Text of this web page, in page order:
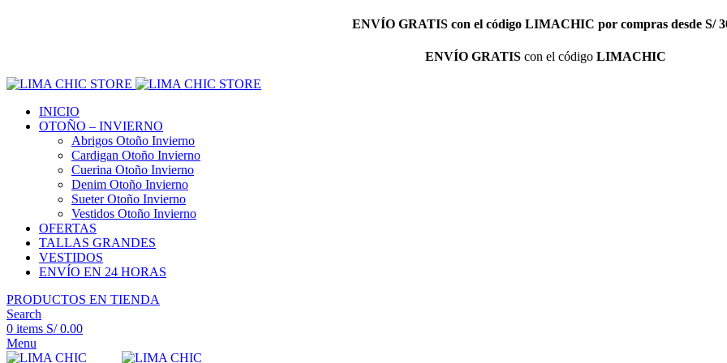
ENVÍO GRATIS con el código LIMACHIC por compras desde S/
ENVÍO GRATIScon el código LIMACHIC
INICIO
OTOÑO – INVIERNO
Abrigos Otoño Invierno
Cardigan Otoño Invierno
Cuerina Otoño Invierno
Denim Otoño Invierno
Sueter Otoño Invierno
Vestidos Otoño Invierno
OFERTAS
TALLAS GRANDES
VESTIDOS
ENVÍO EN 24 HORAS
PRODUCTOS EN TIENDA
Search
0 items S/0.00
Menu